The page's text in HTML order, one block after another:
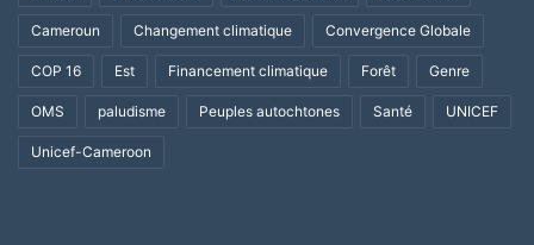
Cameroun Changement climatique Convergence Globale
COP 16 Est Financement climatique Forêt Genre
OMS paludisme Peuples autochtones Santé UNICEF
Unicef-Cameroon